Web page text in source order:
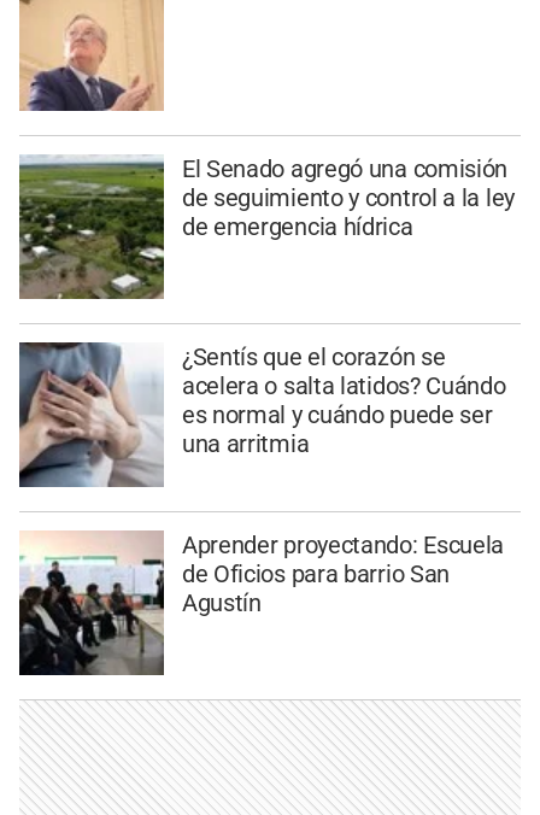
El Senado agregó una comisión
de seguimiento y control a la ley
de emergencia hídrica
¿Sentís que el corazón se
acelera o salta latidos? Cuándo
es normal y cuándo puede ser
una arritmia
Aprender proyectando: Escuela
de Oficios para barrio San
Agustín